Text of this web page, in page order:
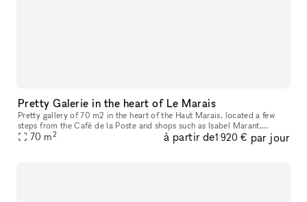
Pretty Galerie in the heart of Le Marais
Pretty gallery of 70 m2 in the heart of the Haut Marais, located a few
steps from the Café de la Poste and shops such as Isabel Marant,
Jérôme Dreyfuss or Comme des Garçons. Large window on the stree
70 m2 à partir de1 920 € par jour